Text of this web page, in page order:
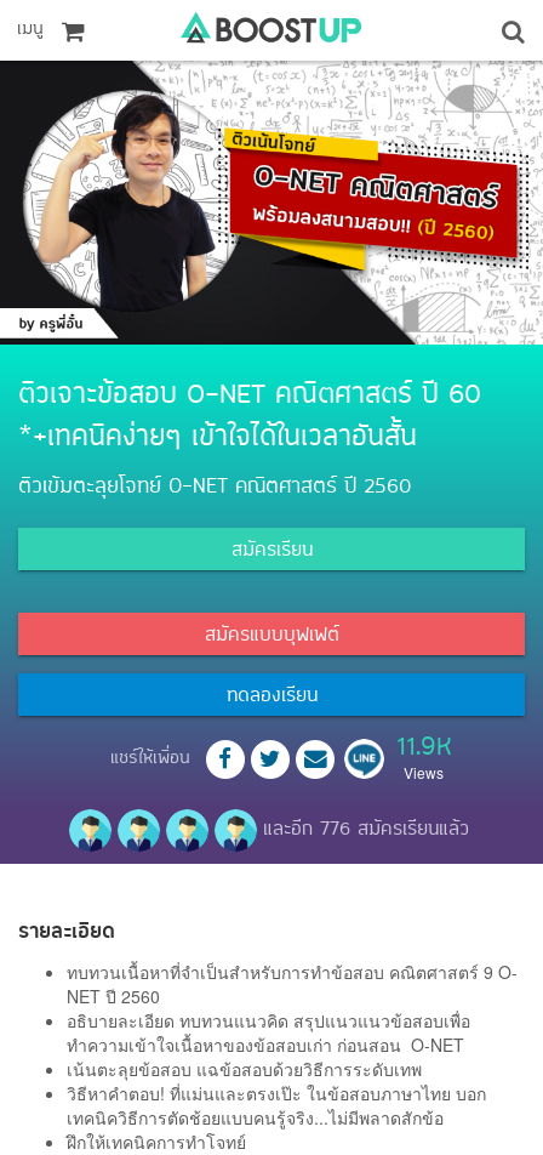
เมนู
ติวเจาะข้อสอบ O-NET คณิตศาสตร์ ปี 60
*+เทคนิคง่ายๆ เข้าใจได้ในเวลาอันสั้น
ติวเข้มตะลุยโจทย์ O-NET คณิตศาสตร์ ปี 2560
สมัครเรียน
สมัครแบบบุฟเฟต์
ทดลองเรียน
แชร์ให้เพื่อน 11.9K
Views
และอีก 776 สมัครเรียนแล้ว
รายละเอียด
ทบทวนเนื้อหาที่จำเป็นสำหรับการทำข้อสอบ คณิตศาสตร์ 9 O-
NET ปี 2560
อธิบายละเอียด ทบทวนแนวคิด สรุปแนวแนวข้อสอบเพื่อ
ทำความเข้าใจเนื้อหาของข้อสอบเก่า ก่อนสอน O-NET
เน้นตะลุยข้อสอบ แฉข้อสอบด้วยวิธีการระดับเทพ
วิธีหาคำตอบ! ที่แม่นและตรงเป๊ะ ในข้อสอบภาษาไทย บอก
เทคนิควิธีการตัดช้อยแบบคนรู้จริง...ไม่มีพลาดสักข้อ
ฝึกให้เทคนิคการทำโจทย์